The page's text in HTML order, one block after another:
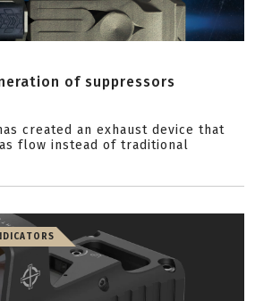
of suppressors
created an exhaust device that
flow instead of traditional